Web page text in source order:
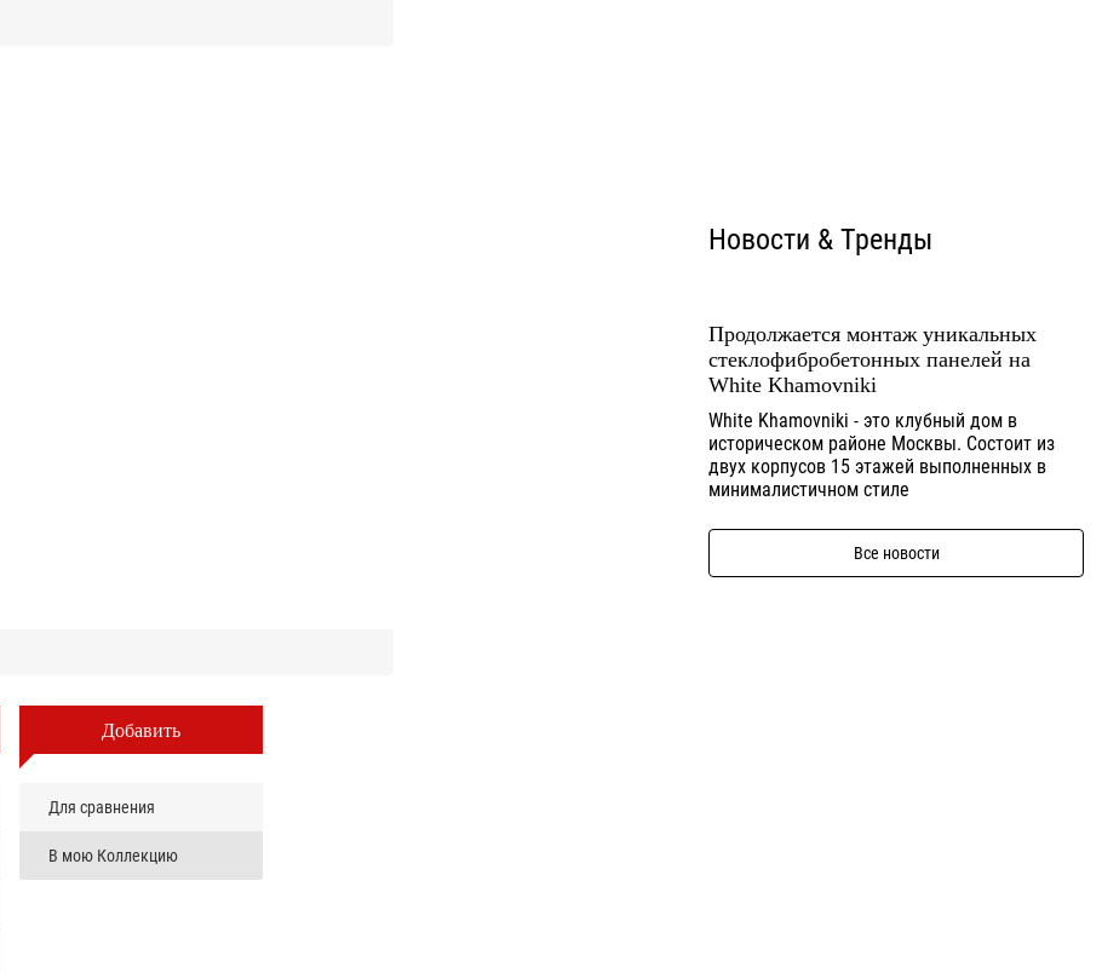
Добавить
Для сравнения
В мою Коллекцию
Новости & Тренды
Продолжается монтаж уникальных
стеклофибробетонных панелей на
White Khamovniki
White Khamovniki - это клубный дом в
историческом районе Москвы. Состоит из
двух корпусов 15 этажей выполненных в
минималистичном стиле
Все новости